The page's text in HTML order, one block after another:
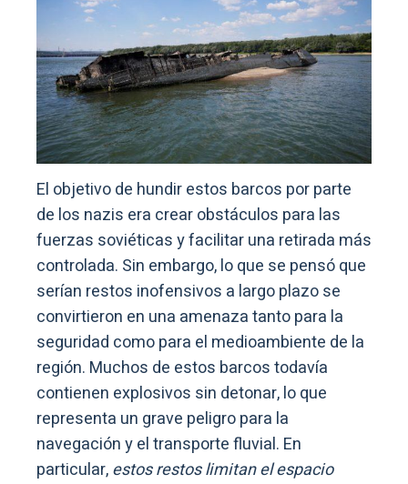
El objetivo de hundir estos barcos por parte
de los nazis era crear obstáculos para las
fuerzas soviéticas y facilitar una retirada más
controlada. Sin embargo, lo que se pensó que
serían restos inofensivos a largo plazo se
convirtieron en una amenaza tanto para la
seguridad como para el medioambiente de la
región. Muchos de estos barcos todavía
contienen explosivos sin detonar, lo que
representa un grave peligro para la
navegación y el transporte fluvial. En
particular,estos restos limitan el espacio